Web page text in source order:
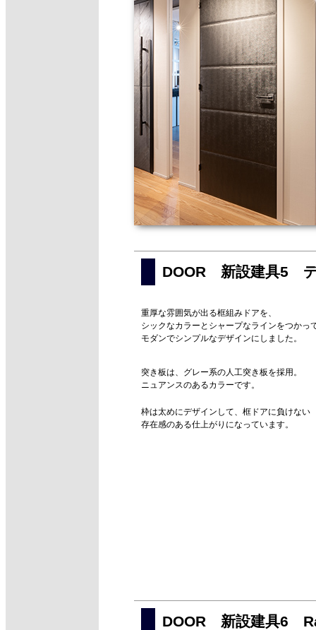
DOOR 新設建具5
重厚な雰囲気が出る框組みドアを、
シックなカラーとシャープなラインをつかっ
モダンでシンプルなデザインにしました。
突き板は、グレー系の人工突き板を採用。
ニュアンスのあるカラーです。
枠は太めにデザインして、框ドアに負けない
存在感のある仕上がりになっています。
DOOR 新設建具6